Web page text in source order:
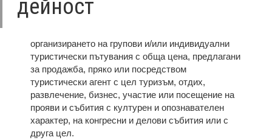
дейност
организирането на групови и/или индивидуални
туристически пътувания с обща цена, предлагани
за продажба, пряко или посредством
туристически агент с цел туризъм, отдих,
развлечение, бизнес, участие или посещение на
прояви и събития с културен и опознавателен
характер, на конгресни и делови събития или с
друга цел.